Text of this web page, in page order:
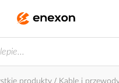
produkty
Kable i